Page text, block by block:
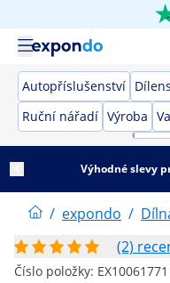
Autopříslušenství
Ruční nářadí Výroba
Výhodné slevy
/ expondo /
(2)
Číslo položky: EX10061771